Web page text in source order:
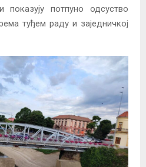
показују потпуно одсуство
туђем раду и заједничкој